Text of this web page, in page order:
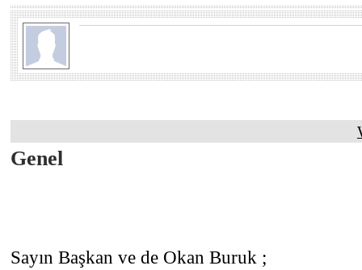
Genel
Sayın Başkan ve de Okan Buruk ;